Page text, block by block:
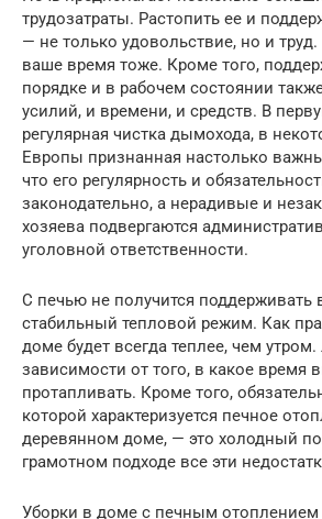
трудозатраты. Растопить ее и
— не только удовольствие, но и труд.
ваше время тоже. Кроме того,
порядке и в рабочем состоянии
усилий, и времени, и средств. В
регулярная чистка дымохода, в
Европы признанная настолько
что его регулярность и
законодательно, а нерадивые и
хозяева подвергаются
уголовной ответственности.
С печью не получится поддерживать
стабильный тепловой режим. Как
доме будет всегда теплее, чем
зависимости от того, в какое время
протапливать. Кроме того,
которой характеризуется печное
деревянном доме, — это холодный
грамотном подходе все эти
Уборки в доме с печным